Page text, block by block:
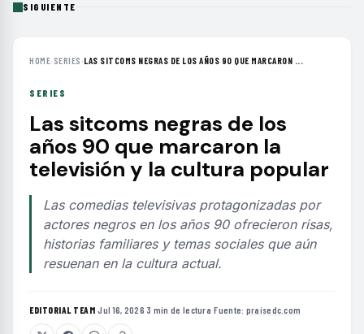
SIGUIENTE
HOME› SERIES ›LAS SITCOMS NEGRAS DE LOS AÑOS 90 QUE MARCARON ...
SERIES
Las sitcoms negras de los
años 90 que marcaron la
televisión y la cultura popular
Las comedias televisivas protagonizadas por
actores negros en los años 90 ofrecieron risas,
historias familiares y temas sociales que aún
resuenan en la cultura actual.
EDITORIAL TEAM·Jul 16, 2026·3 min de lectura·Fuente: praisedc.com